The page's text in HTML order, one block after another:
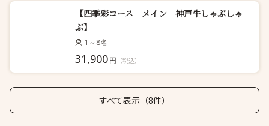
【四季彩コース メイン 神戸牛しゃぶしゃ
ぶ】
1～8名
31,900円 （税込）
すべて表示（8件）